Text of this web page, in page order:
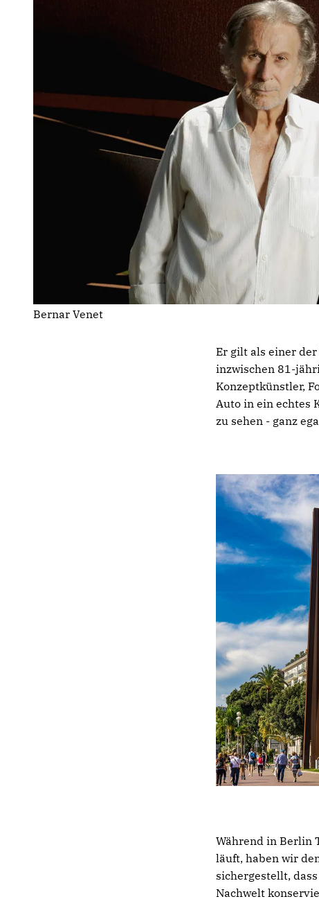
Bernar Venet
Er gilt als einer
inzwischen 81-
Konzeptkünstler,
Auto in ein echtes
zu sehen - ganz
Während in Berlin
läuft, haben wir
sichergestellt,
Nachwelt